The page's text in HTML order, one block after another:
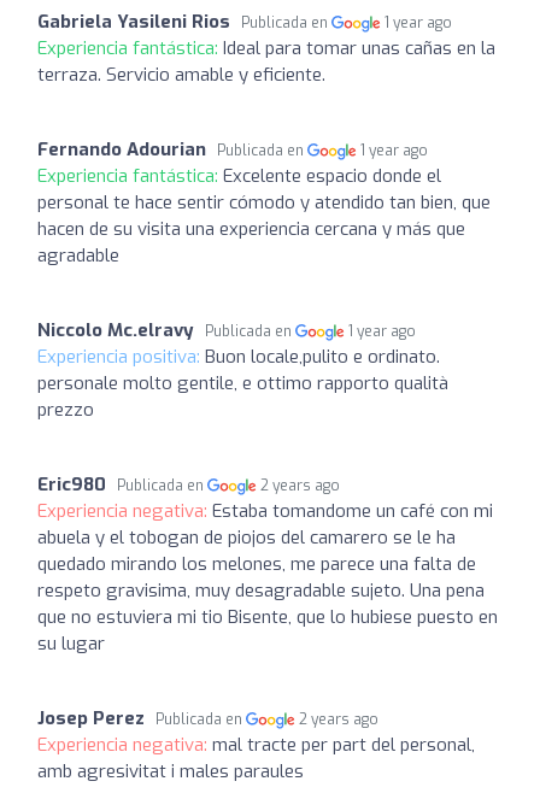
Gabriela Yasileni Rios Publicada en 1 year ago
Experiencia fantástica: Ideal para tomar unas cañas en la
terraza. Servicio amable y eficiente.
Fernando Adourian Publicada en 1 year ago
Experiencia fantástica: Excelente espacio donde el
personal te hace sentir cómodo y atendido tan bien, que
hacen de su visita una experiencia cercana y más que
agradable
Niccolo Mc.elravy Publicada en 1 year ago
Experiencia positiva: Buon locale,pulito e ordinato.
personale molto gentile, e ottimo rapporto qualità
prezzo
Eric980 Publicada en 2 years ago
Experiencia negativa: Estaba tomandome un café con mi
abuela y el tobogan de piojos del camarero se le ha
quedado mirando los melones, me parece una falta de
respeto gravisima, muy desagradable sujeto. Una pena
que no estuviera mi tio Bisente, que lo hubiese puesto en
su lugar
Josep Perez Publicada en 2 years ago
Experiencia negativa: mal tracte per part del personal,
amb agresivitat i males paraules